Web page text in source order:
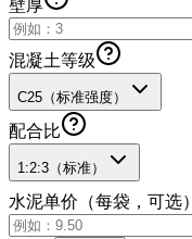
壁厚
混凝土等级
C25（标准强度）
配合比
1:2:3（标准）
水泥单价（每袋，可选）